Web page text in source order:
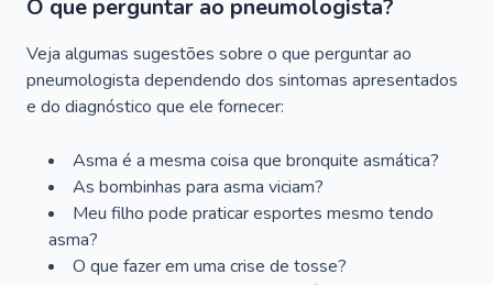
O que perguntar ao pneumologista?
Veja algumas sugestões sobre o que perguntar ao
pneumologista dependendo dos sintomas apresentados
e do diagnóstico que ele fornecer:
Asma é a mesma coisa que bronquite asmática?
As bombinhas para asma viciam?
Meu filho pode praticar esportes mesmo tendo
asma?
O que fazer em uma crise de tosse?